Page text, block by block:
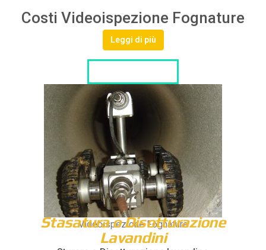
Costi Videoispezione Fognature
Leggi di più
Videoispezione Fognature
Stasatura o Disotturazione
Lavandini